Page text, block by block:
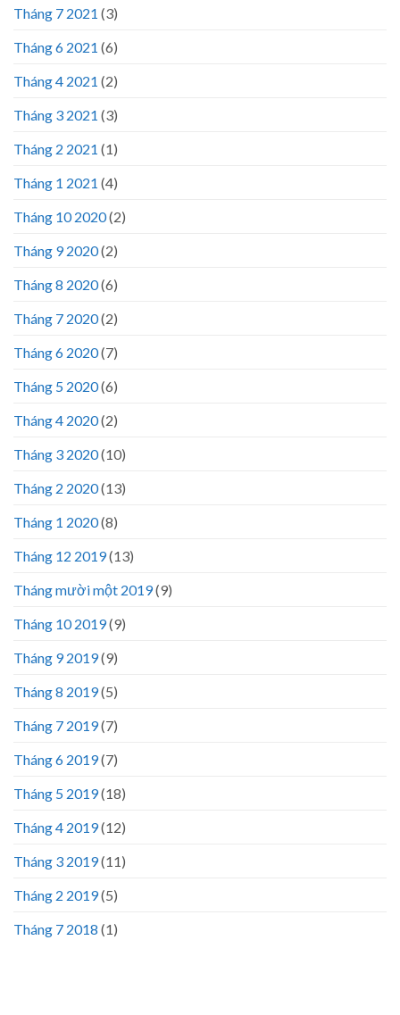
Tháng 7 2021 (3)
Tháng 6 2021 (6)
Tháng 4 2021 (2)
Tháng 3 2021 (3)
Tháng 2 2021 (1)
Tháng 1 2021 (4)
Tháng 10 2020(2)
Tháng 9 2020(2)
Tháng 8 2020(6)
Tháng 7 2020(2)
Tháng 6 2020(7)
Tháng 5 2020(6)
Tháng 4 2020(2)
Tháng 3 2020(10)
Tháng 2 2020(13)
Tháng 1 2020(8)
Tháng 12 2019(13)
Tháng mười một 2019(9)
Tháng 10 2019(9)
Tháng 9 2019(9)
Tháng 8 2019(5)
Tháng 7 2019(7)
Tháng 6 2019(7)
Tháng 5 2019(18)
Tháng 4 2019(12)
Tháng 3 2019(11)
Tháng 2 2019(5)
Tháng 7 2018 (1)